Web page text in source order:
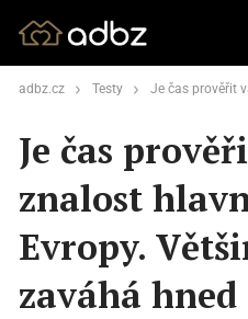
adbz.cz Testy Je čas prověřit vaši znalost
Je čas
znalost
Evropy.
zaváhá